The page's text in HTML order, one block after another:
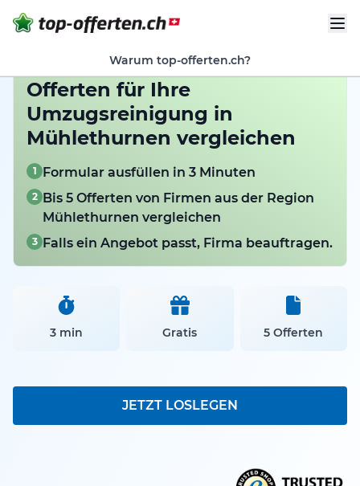
Warum top-offerten.ch?
Offerten für Ihre
Umzugsreinigung in
Mühlethurnen vergleichen
1 Formular ausfüllen in 3 Minuten
2 Bis 5 Offerten von Firmen aus der Region
Mühlethurnen vergleichen
3 Falls ein Angebot passt, Firma beauftragen.
3 min Gratis 5 Offerten
JETZT LOSLEGEN